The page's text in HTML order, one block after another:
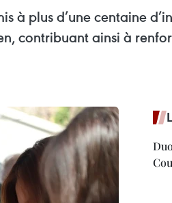
à plus d’une centaine
contribuant ainsi à